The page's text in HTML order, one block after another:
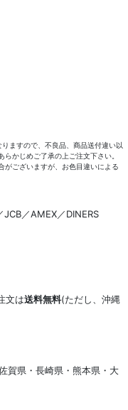
ますので、不良品、商品送付違い以
かじめご了承の上ご注文下さい。
がございますが、お色目違いによる
／AMEX／DINERS
文は送料無料(ただし、沖縄
賀県・長崎県・熊本県・大